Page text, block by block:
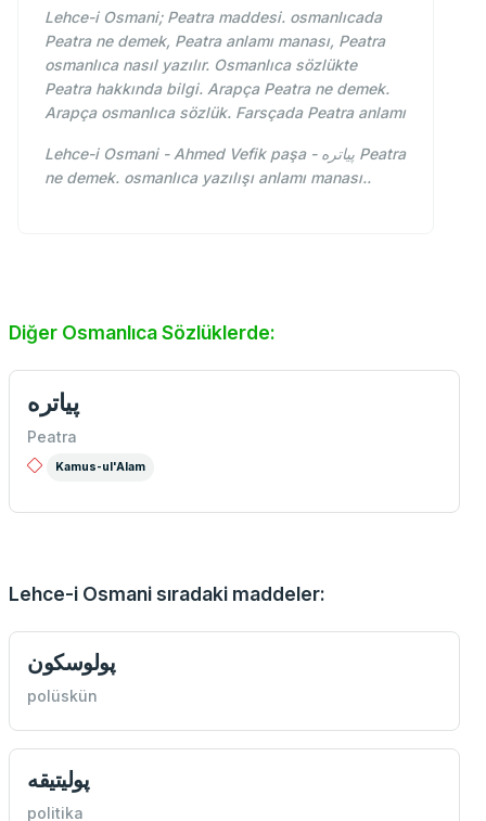
Lehce-i Osmani; Peatra maddesi. osmanlıcada
Peatra ne demek, Peatra anlamı manası, Peatra
osmanlıca nasıl yazılır. Osmanlıca sözlükte
Peatra hakkında bilgi. Arapça Peatra ne demek.
Arapça osmanlıca sözlük. Farsçada Peatra anlamı
Lehce-i Osmani - Ahmed Vefik paşa - پياتره Peatra
ne demek. osmanlıca yazılışı anlamı manası..
Diğer Osmanlıca Sözlüklerde:
پياتره
Peatra
Kamus-ul'Alam
Lehce-i Osmani sıradaki maddeler:
پولوسكون
polüskün
پوليتيقه
politika